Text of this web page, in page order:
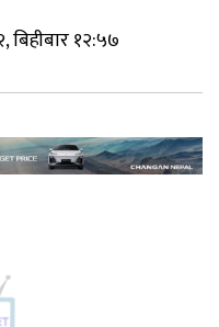
बिहीबार १२:५७